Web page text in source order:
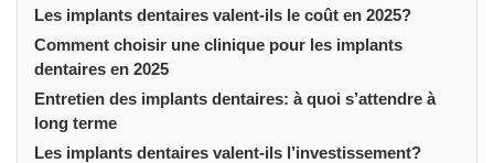
Les implants dentaires valent-ils le coût en 2025?
Comment choisir une clinique pour les implants
dentaires en 2025
Entretien des implants dentaires: à quoi s’attendre à
long terme
Les implants dentaires valent-ils l’investissement?